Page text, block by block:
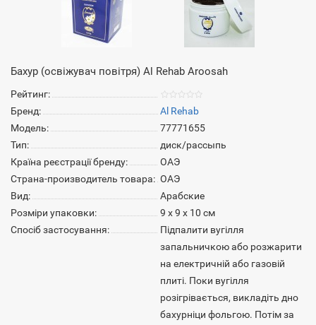
Бахур (освіжувач повітря) Al Rehab Aroosah
Рейтинг:
Бренд:
Al Rehab
Модель:
77771655
Тип:
диск/рассыпь
Країна реєстрації бренду:
ОАЭ
Страна-производитель товара: ОАЭ
Вид:
Арабские
Розміри упаковки:
9 х 9 х 10 см
Спосіб застосування:
Підпалити вугілля
запальничкою або розжарити
на електричній або газовій
плиті. Поки вугілля
розігрівається, викладіть дно
бахурніци фольгою. Потім за